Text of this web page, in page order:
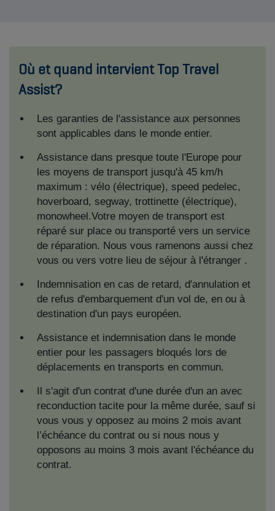
Où et quand intervient Top Travel
Assist?
Les garanties de l'assistance aux personnes
sont applicables dans le monde entier.
Assistance dans presque toute l'Europe pour
les moyens de transport jusqu'à 45 km/h
maximum : vélo (électrique), speed pedelec,
hoverboard, segway, trottinette (électrique),
monowheel.Votre moyen de transport est
réparé sur place ou transporté vers un service
de réparation. Nous vous ramenons aussi chez
vous ou vers votre lieu de séjour à l'étranger .
Indemnisation en cas de retard, d'annulation et
de refus d'embarquement d'un vol de, en ou à
destination d'un pays européen.
Assistance et indemnisation dans le monde
entier pour les passagers bloqués lors de
déplacements en transports en commun.
Il s'agit d'un contrat d'une durée d'un an avec
reconduction tacite pour la même durée, sauf si
vous vous y opposez au moins 2 mois avant
l’échéance du contrat ou si nous nous y
opposons au moins 3 mois avant l'échéance du
contrat.